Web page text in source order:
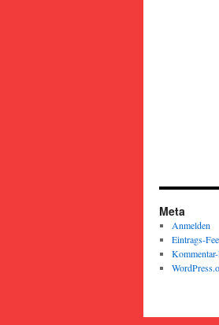
Meta
Anmelden
Eintrags-